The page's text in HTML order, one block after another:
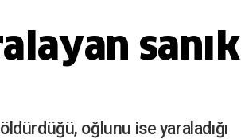
sanık
oğlunu ise yaraladığı